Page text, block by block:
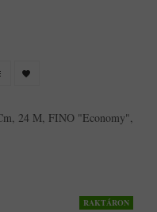
24 Μ, FINO "Economy",
RAKTÁRON